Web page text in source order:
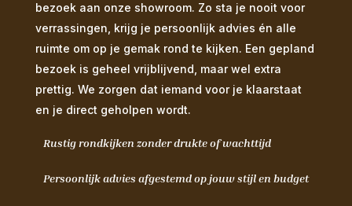
bezoek aan onze showroom. Zo sta je nooit voor
verrassingen, krijg je persoonlijk advies én alle
ruimte om op je gemak rond te kijken. Een gepland
bezoek is geheel vrijblijvend, maar wel extra
prettig. We zorgen dat iemand voor je klaarstaat
en je direct geholpen wordt.
Rustig rondkijken zonder drukte of wachttijd
Persoonlijk advies afgestemd op jouw stijl en budget